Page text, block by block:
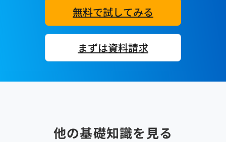
無料で試してみる
まずは資料請求
他の基礎知識を見る